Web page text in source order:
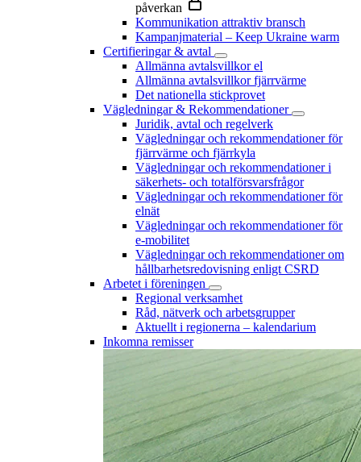
påverkan
Kommunikation attraktiv bransch
Kampanjmaterial – Keep Ukraine warm
Certifieringar & avtal
Allmänna avtalsvillkor el
Allmänna avtalsvillkor fjärrvärme
Det nationella stickprovet
Vägledningar & Rekommendationer
Juridik, avtal och regelverk
Vägledningar och rekommendationer för
fjärrvärme och fjärrkyla
Vägledningar och rekommendationer i
säkerhets- och totalförsvarsfrågor
Vägledningar och rekommendationer för
elnät
Vägledningar och rekommendationer för
e-mobilitet
Vägledningar och rekommendationer om
hållbarhetsredovisning enligt CSRD
Arbetet i föreningen
Regional verksamhet
Råd, nätverk och arbetsgrupper
Aktuellt i regionerna – kalendarium
Inkomna remisser